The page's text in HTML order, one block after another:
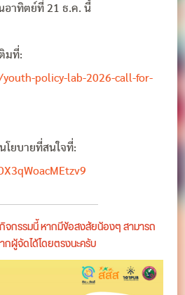
อาทิตย์ที่ 21 ธ.ค. นี้
มที่:
policy-lab-2026-call-for-
โยบายที่สนใจที่:
จกรรมนี้ หากมีข้อสงสัยน้องๆ สามารถ
ผู้จัดได้โดยตรงนะครับ